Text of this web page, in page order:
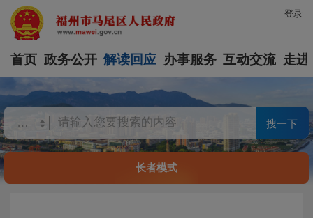
登录
首页 政务公开 解读回应 办事服务 互动交流 走进
搜一下
长者模式